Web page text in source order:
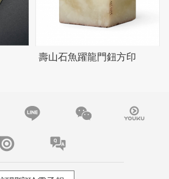
壽山石魚躍龍門鈕方印